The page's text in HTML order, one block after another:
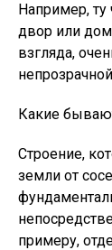
Например, ту
двор или дом
взгляда,
Какие
Строение,
земли от
примеру,